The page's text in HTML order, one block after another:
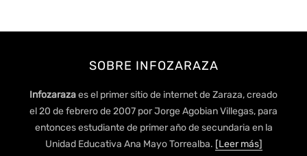
SOBRE INFOZARAZA
Infozarazaes el primer sitio de internet de Zaraza, creado
el 20 de febrero de 2007 por Jorge Agobian Villegas, para
entonces estudiante de primer año de secundaria en la
Unidad Educativa Ana Mayo Torrealba. [Leer más]